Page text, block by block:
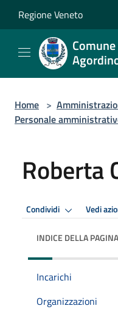
Regione Veneto
Home >
Personale
Roberta
Condividi Vedi
INDICE DELLA PAGINA
Incarichi
Organizzazioni